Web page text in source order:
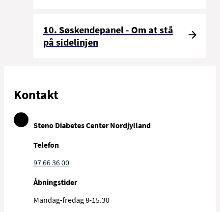
10. Søskendepanel - Om at stå
på sidelinjen
Kontakt
Steno Diabetes Center Nordjylland
Telefon
97 66 36 00
Åbningstider
Mandag-fredag 8-15.30